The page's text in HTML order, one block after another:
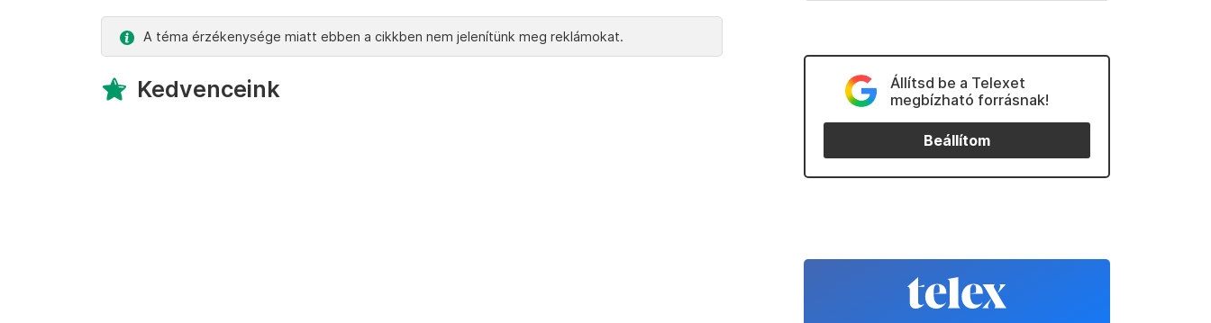
A téma érzékenysége miatt ebben a cikkben nem jelenítünk meg reklámokat.
Kedvenceink
Állítsd be a Telexet
megbízható forrásnak!
Beállítom